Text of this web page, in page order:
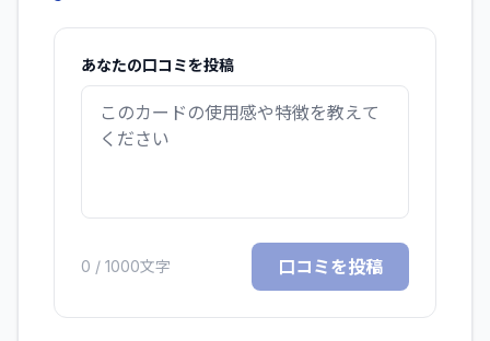
あなたの口コミを投稿
0 / 1000文字 口コミを投稿